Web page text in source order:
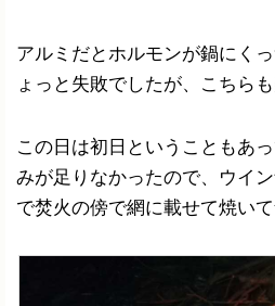
アルミだとホルモンが鍋にく
ょっと失敗でしたが、こちらも
この日は初日ということもあ
みが足りなかったので、ウイ
で焚火の傍で網に載せて焼いて